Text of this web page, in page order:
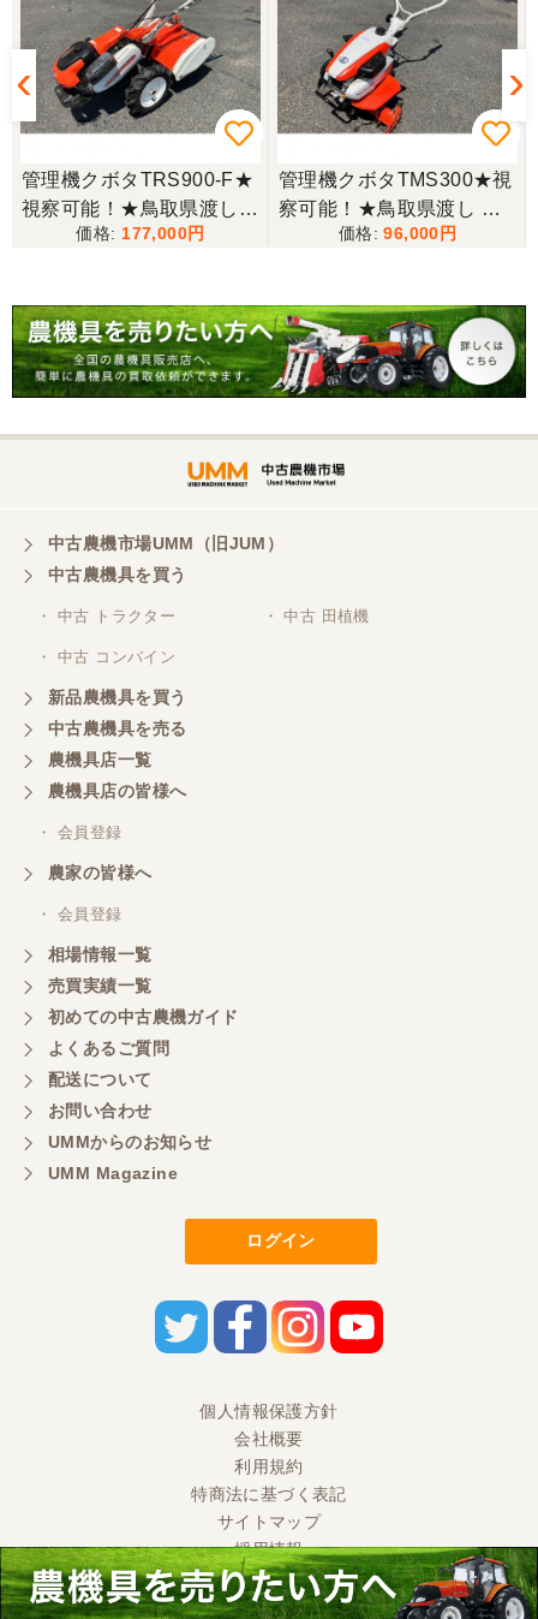
いろいろな質問にもすぐに答えていただき 引き取り
時にも親切な対応をありがとうございました。又機
会があれば宜しくお願いします。ありがとうござい
ます。
エンジンが一発でかかり嬉しかったです。
対応が良く、機械も良いようです。
東京都／購入者
東京都／がーさん
その日に評価しましたが届いてませんか？ 届いてな
ければ再度送信しますが。 大橋粉砕機です。
東京都／がーさん
なんだかんだ積み込みまでして頂き助かりました！
東京都／おちゃ
東京都／あきら
いいたします。
東京都／もっくん
担当者さんの対応が素晴らしい！ とても気分の良
しています。
迅速な取引有難うございました
東京都／大西
とても迅速で丁寧なご対応ありがとうございまし
ておりますので、どうぞ宜しくお願い申し上げま
当方の要望に対して、丁寧な対応をしていただきま
した。 契約から引取りまでの対応ありがとうござい
ました。 とても良い取引ができ感謝です。 中古農機
管理機クボタTRS900-F★
視察可能！★鳥取県渡し
クボタ 管理機 TRS900-F
現状渡し【P11485814】
177,000
管理機クボタTMS300★視
察可能！★鳥取県渡し ク
ボタ 管理機 TMS300 ガソ
渡し【P11485817】
96,000
中古農機市場UMM（旧JUM）
中古農機具を買う
・ 中古 トラクター ・ 中古 田植機
・ 中古 コンバイン
新品農機具を買う
中古農機具を売る
農機具店一覧
農機具店の皆様へ
・ 会員登録
農家の皆様へ
・ 会員登録
相場情報一覧
売買実績一覧
初めての中古農機ガイド
よくあるご質問
配送について
お問い合わせ
UMMからのお知らせ
UMM Magazine
ログイン
個人情報保護方針
会社概要
利用規約
特商法に基づく表記
サイトマップ
採用情報
Ⓒ 2020 UMM CO., LTD. All Rights Reserved.